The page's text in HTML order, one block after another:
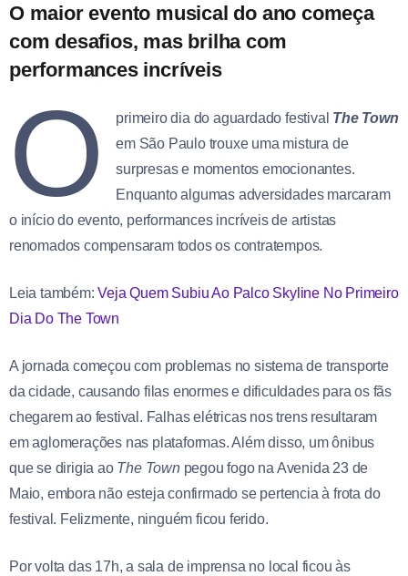
O maior evento musical do ano começa
com desafios, mas brilha com
performances incríveis
O primeiro dia do aguardado festival The Town
em São Paulo trouxe uma mistura de
surpresas e momentos emocionantes.
Enquanto algumas adversidades marcaram
o início do evento, performances incríveis de artistas
renomados compensaram todos os contratempos.
Leia também:Veja Quem Subiu Ao Palco Skyline No Primeiro
Dia Do The Town
A jornada começou com problemas no sistema de transporte
da cidade, causando filas enormes e dificuldades para os fãs
chegarem ao festival. Falhas elétricas nos trens resultaram
em aglomerações nas plataformas. Além disso, um ônibus
que se dirigia ao The Townpegou fogo na Avenida 23 de
Maio, embora não esteja confirmado se pertencia à frota do
festival. Felizmente, ninguém ficou ferido.
Por volta das 17h, a sala de imprensa no local ficou às